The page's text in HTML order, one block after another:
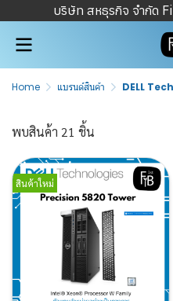
บริษัท สหธุรกิจ จำกัด
Home แบรนด์สินค้า DELL
พบสินค้า 21 ชิ้น
สินค้าใหม่